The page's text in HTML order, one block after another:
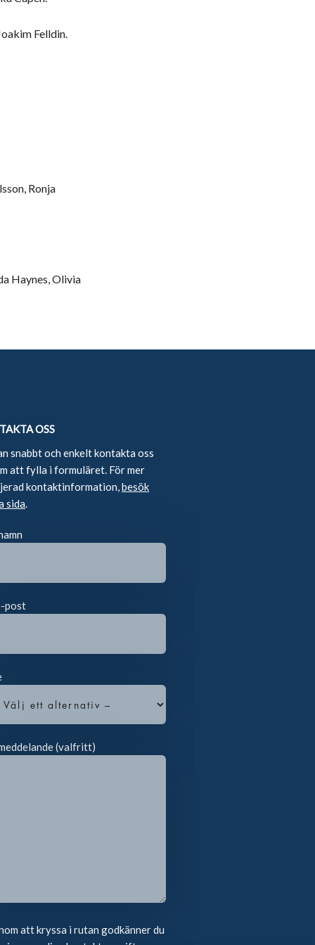
Felldin.
Ronja
Haynes, Olivia
OSS
snabbt och enkelt kontakta oss
att fylla i formuläret. För mer
kontaktinformation,besök
sida.
post
(valfritt)
att kryssa i rutan godkänner du